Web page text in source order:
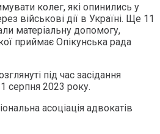
колег, які опинились у
військові дії в Україні. Ще 11
матеріальну допомогу,
приймає Опікунська рада
під час засідання
серпня 2023 року.
асоціація адвокатів